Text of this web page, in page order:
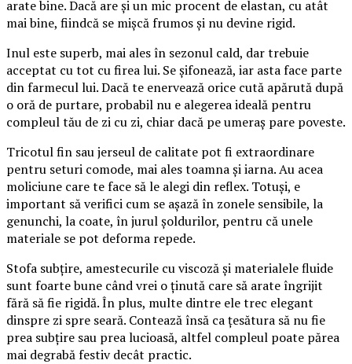
arate bine. Dacă are și un mic procent de elastan, cu atât
mai bine, fiindcă se mișcă frumos și nu devine rigid.
Inul este superb, mai ales în sezonul cald, dar trebuie
acceptat cu tot cu firea lui. Se șifonează, iar asta face parte
din farmecul lui. Dacă te enervează orice cută apărută după
o oră de purtare, probabil nu e alegerea ideală pentru
compleul tău de zi cu zi, chiar dacă pe umeraș pare poveste.
Tricotul fin sau jerseul de calitate pot fi extraordinare
pentru seturi comode, mai ales toamna și iarna. Au acea
moliciune care te face să le alegi din reflex. Totuși, e
important să verifici cum se așază în zonele sensibile, la
genunchi, la coate, în jurul șoldurilor, pentru că unele
materiale se pot deforma repede.
Stofa subțire, amestecurile cu viscoză și materialele fluide
sunt foarte bune când vrei o ținută care să arate îngrijit
fără să fie rigidă. În plus, multe dintre ele trec elegant
dinspre zi spre seară. Contează însă ca țesătura să nu fie
prea subțire sau prea lucioasă, altfel compleul poate părea
mai degrabă festiv decât practic.